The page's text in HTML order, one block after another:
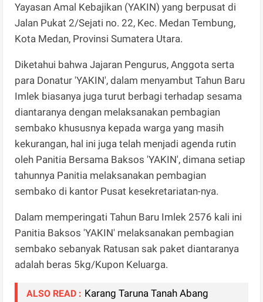
Yayasan Amal Kebajikan (YAKIN) yang berpusat di
Jalan Pukat 2/Sejati no. 22, Kec. Medan Tembung,
Kota Medan, Provinsi Sumatera Utara.
Diketahui bahwa Jajaran Pengurus, Anggota serta
para Donatur 'YAKIN', dalam menyambut Tahun Baru
Imlek biasanya juga turut ber­bagi terhadap sesama
diantaranya dengan melaksanakan pembagian
sembako khususnya kepada warga yang masih
kekurangan, hal ini juga telah menjadi agenda rutin
oleh Panitia Bersama Baksos 'YAKIN', dimana setiap
tahunnya ­Panitia melaksanakan pembagian
sembako di kantor Pusat kesekretariatan-nya.
Dalam memperingati Tahun Baru Imlek 2576 kali ini
Panitia Baksos 'YAKIN' me­laksanakan pembagian
sembako sebanyak Ratusan sak paket diantaranya
adalah beras 5kg/Kupon Keluarga.
ALSO READ : Karang Taruna Tanah Abang